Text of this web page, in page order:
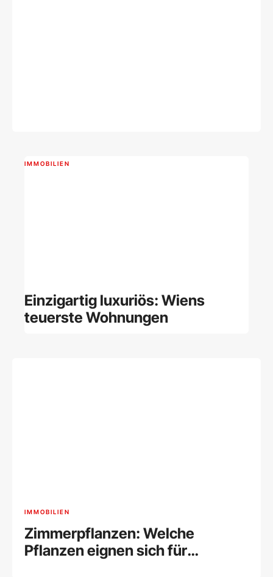
IMMOBILIEN
Einzigartig luxuriös: Wiens
teuerste Wohnungen
IMMOBILIEN
Zimmerpflanzen: Welche
Pflanzen eignen sich für